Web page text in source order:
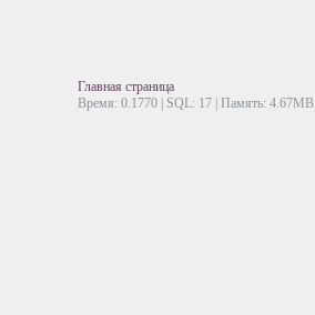
Главная страница
Время: 0.1770 | SQL: 17 | Память: 4.67MB